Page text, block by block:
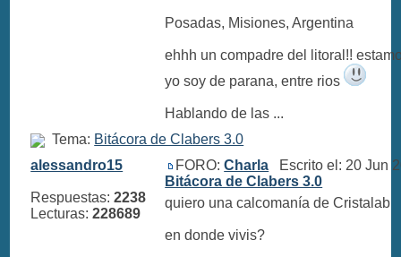
Posadas, Misiones, Argentina
ehhh un compadre del litoral!!
yo soy de parana, entre rios
Hablando de las ...
Tema: Bitácora de Clabers 3.0
alessandro15
Respuestas:2238
Lecturas:228689
FORO:Charla Escrito el: 20 Jun
Bitácora de Clabers 3.0
quiero una calcomanía de Cristalab
en donde vivis?